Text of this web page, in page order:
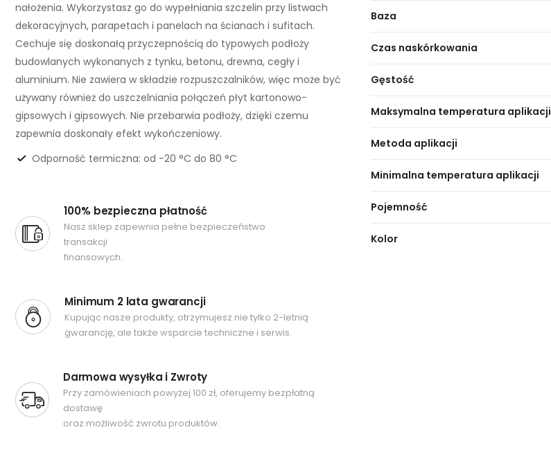
nałożenia. Wykorzystasz go do wypełniania szczelin przy listwach
dekoracyjnych, parapetach i panelach na ścianach i sufitach.
Cechuje się doskonałą przyczepnością do typowych podłoży
budowlanych wykonanych z tynku, betonu, drewna, cegły i
aluminium. Nie zawiera w składzie rozpuszczalników, więc może być
używany również do uszczelniania połączeń płyt kartonowo-
gipsowych i gipsowych. Nie przebarwia podłoży, dzięki czemu
zapewnia doskonały efekt wykończeniowy.
Odporność termiczna: od -20 °C do 80 °C
100% bezpieczna płatność
Nasz sklep zapewnia pełne bezpieczeństwo
transakcji
finansowych.
Minimum 2 lata gwarancji
Kupując nasze produkty, otrzymujesz nie tylko 2-letnią
gwarancję, ale także wsparcie techniczne i serwis.
Darmowa wysyłka i Zwroty
Przy zamówieniach powyżej 100 zł, oferujemy bezpłatną
dostawę
oraz możliwość zwrotu produktów.
Baza
Czas naskórkowania
Gęstość
Maksymalna temperatura aplikacji
Metoda aplikacji
Minimalna temperatura aplikacji
Pojemność
Kolor